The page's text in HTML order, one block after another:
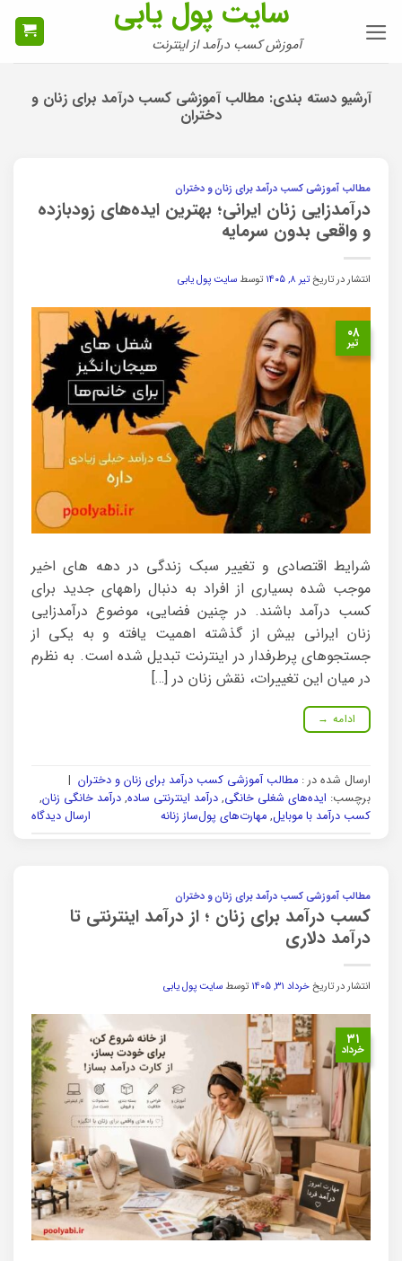
سایت پول یابی
آموزش کسب درآمد از اینترنت
آرشیو دسته بندی: مطالب آموزشی کسب درآمد برای زنان و
دختران
مطالب آموزشی کسب درآمد برای زنان و دختران
درآمدزایی زنان ایرانی؛ بهترین ایده‌های زودبازده
و واقعی بدون سرمایه
انتشار در تاریختیر ۸, ۱۴۰۵ توسط سایت پول یابی
۰۸
تیر
شرایط اقتصادی و تغییر سبک زندگی در دهه های اخیر
موجب شده بسیاری از افراد به دنبال راههای جدید برای
کسب درآمد باشند. در چنین فضایی، موضوع درآمدزایی
زنان ایرانی بیش از گذشته اهمیت یافته و به یکی از
جستجوهای پرطرفدار در اینترنت تبدیل شده است. به نظرم
در میان این تغییرات، نقش زنان در […]
ادامه →
ارسال شده در : مطالب آموزشی کسب درآمد برای زنان و دختران |
برچسب: ایده‌های شغلی خانگی, درآمد اینترنتی ساده, درآمد خانگی زنان,
کسب درآمد با موبایل, مهارت‌های پول‌ساز زنانه ارسال دیدگاه
مطالب آموزشی کسب درآمد برای زنان و دختران
کسب درآمد برای زنان ؛ از درآمد اینترنتی تا
درآمد دلاری
انتشار در تاریخخرداد ۳۱, ۱۴۰۵ توسط سایت پول یابی
۳۱
خرداد